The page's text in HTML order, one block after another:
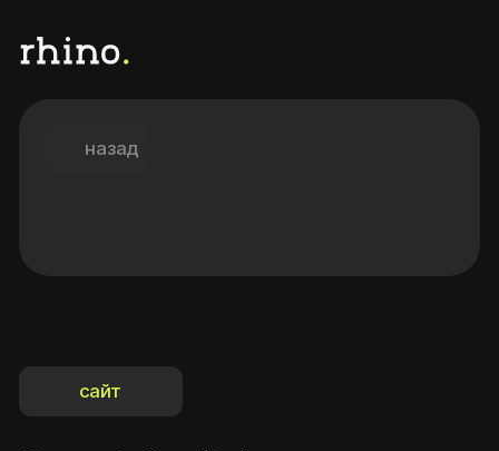
Secret Capital
Клиент
Направление